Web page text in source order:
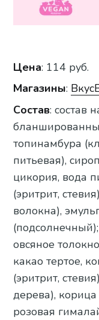
Цена: 114 руб.
Магазины:
Состав: состав
топинамбура
питьевая),
цикория, вода
(эритрит,
волокна),
овсяное
какао тертое,
(эритрит,
дерева),
розовая